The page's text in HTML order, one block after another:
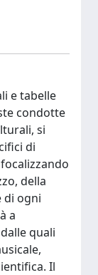
e tabelle
condotte
si
di
della
di ogni
a
quali
Il